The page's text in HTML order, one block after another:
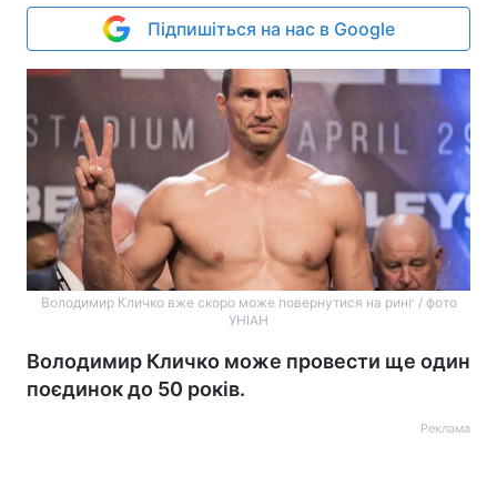
Підпишіться на нас в Google
Володимир Кличко вже скоро може повернутися на ринг / фото
УНІАН
Володимир Кличко може провести ще один
поєдинок до 50 років.
Реклама